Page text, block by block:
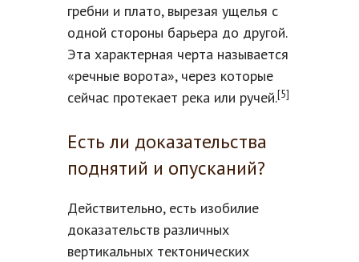
гребни и плато, вырезая ущелья с
одной стороны барьера до другой.
Эта характерная черта называется
«речные ворота», через которые
сейчас протекает река или ручей.[5]
Есть ли доказательства
поднятий и опусканий?
Действительно, есть изобилие
доказательств различных
вертикальных тектонических